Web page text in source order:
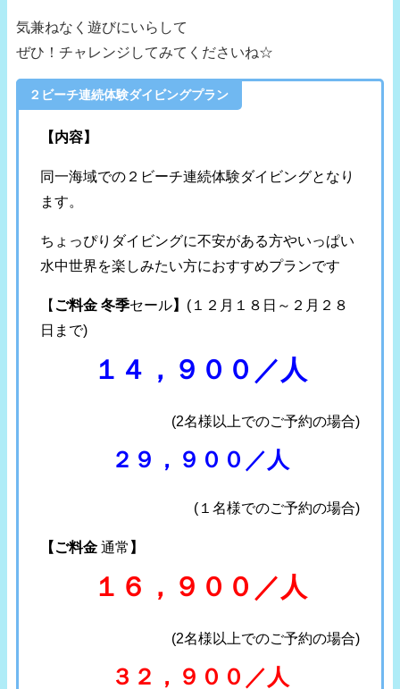
気兼ねなく遊びにいらして
ぜひ！チャレンジしてみてくださいね☆
２ビーチ連続体験ダイビングプラン
【内容】
同一海域での２ビーチ連続体験ダイビングとなり
ます。
ちょっぴりダイビングに不安がある方やいっぱい
水中世界を楽しみたい方におすすめプランです
【 ご料金 冬季セール】 (１２月１８日～２月２８
日まで)
１４，９００／人
(2名様以上でのご予約の場合)
２９，９００／人
(１名様でのご予約の場合)
【ご料金 通常 】
１６，９００／人
(2名様以上でのご予約の場合)
３２，９００／人